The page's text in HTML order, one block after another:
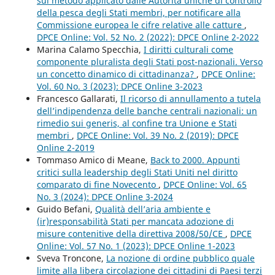
della pesca degli Stati membri, per notificare alla
Commissione europea le cifre relative alle catture ,
DPCE Online: Vol. 52 No. 2 (2022): DPCE Online 2-2022
Marina Calamo Specchia, I diritti culturali come
componente pluralista degli Stati post-nazionali. Verso
un concetto dinamico di cittadinanza? , DPCE Online:
Vol. 60 No. 3 (2023): DPCE Online 3-2023
Francesco Gallarati, Il ricorso di annullamento a tutela
dell’indipendenza delle banche centrali nazionali: un
rimedio sui generis, al confine tra Unione e Stati
membri , DPCE Online: Vol. 39 No. 2 (2019): DPCE
Online 2-2019
Tommaso Amico di Meane, Back to 2000. Appunti
critici sulla leadership degli Stati Uniti nel diritto
comparato di fine Novecento , DPCE Online: Vol. 65
No. 3 (2024): DPCE Online 3-2024
Guido Befani, Qualità dell’aria ambiente e
(ir)responsabilità Stati per mancata adozione di
misure contenitive della direttiva 2008/50/CE , DPCE
Online: Vol. 57 No. 1 (2023): DPCE Online 1-2023
Sveva Troncone, La nozione di ordine pubblico quale
limite alla libera circolazione dei cittadini di Paesi terzi